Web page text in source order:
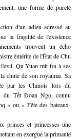
une forme de pureté
d'un adieu adressé au
la fragilité de l'existence
trouvent un écho
émérite de l'État de Chu
l'exil, Qu Yuan mit fin à ses
chute de son royaume. Sa
par les Chinois lors du
du Tết Đoan Ngọ, connu
» ou « Fête des bateaux-
princes et princesses une
en exergue la primauté